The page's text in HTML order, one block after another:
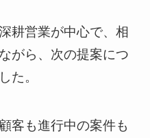
耕営業が中心で、相
がら、次の提案につ
た。
客も進行中の案件も